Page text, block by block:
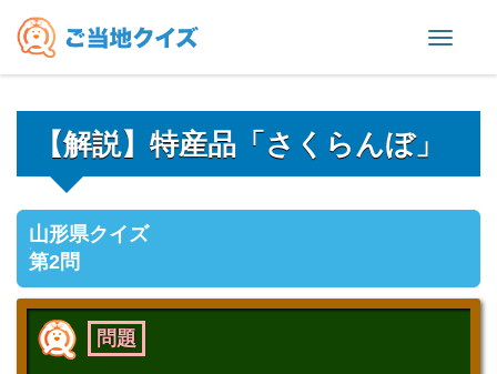
Toggle
【解説】特産品「さくらんぼ」
山形県クイズ
第2問
問題